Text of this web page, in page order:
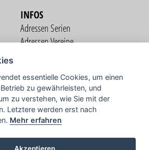
INFOS
Adressen Serien
Adressen Vereine
COMMUNITY
TV
essentielle Cookies, um einen
zu gewährleisten, und
zu verstehen, wie Sie mit der
Letztere werden erst nach
Mehr erfahren